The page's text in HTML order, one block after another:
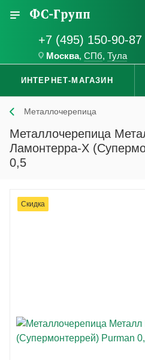
+7 (495) 150-90-87
Москва, СПб, Тула
ИНТЕРНЕТ-МАГАЗИН
Металлочерепица
Металлочерепица
Ламонтерра-X
0,5
Скидка